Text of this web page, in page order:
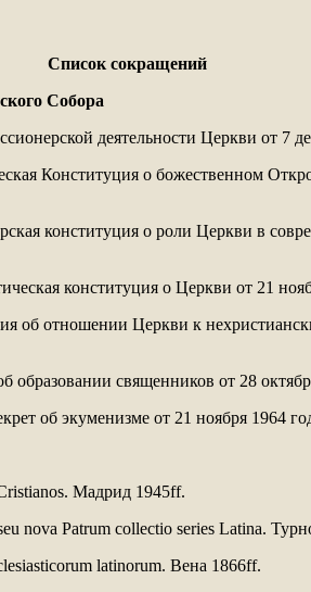
Список сокращений
Собора
деятельности Церкви от 7
Конституция о божественном
конституция о роли Церкви в
конституция о Церкви от 21
об отношении Церкви к
образовании священников от 28
об экуменизме от 21 ноября 1964
Мадрид 1945ff.
nova Patrum collectio series Latina.
latinorum. Вена 1866ff.